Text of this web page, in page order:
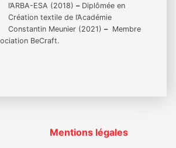
l’ARBA-ESA (2018) –Diplômée en
Création textile de l’Académie
Constantin Meunier (2021) –Membre
BeCraft.
Mentions légales